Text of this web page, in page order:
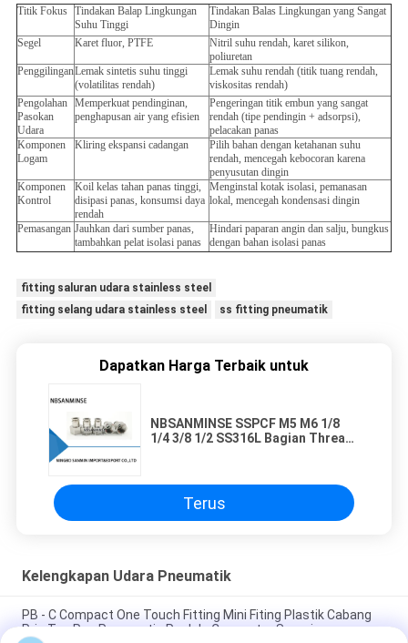
Titik Fokus Tindakan Balap Lingkungan
Suhu Tinggi
Tindakan Balas Lingkungan yang Sangat
Dingin
Segel
Karet fluor, PTFE
Nitril suhu rendah, karet silikon,
poliuretan
PenggilinganLemak sintetis suhu tinggi
(volatilitas rendah)
Lemak suhu rendah (titik tuang rendah,
viskositas rendah)
Pengolahan
Pasokan
Udara
Memperkuat pendinginan,
penghapusan air yang efisien
Pengeringan titik embun yang sangat
rendah (tipe pendingin + adsorpsi),
pelacakan panas
Komponen
Logam
Kliring ekspansi cadangan
Pilih bahan dengan ketahanan suhu
rendah, mencegah kebocoran karena
penyusutan dingin
Komponen
Kontrol
Koil kelas tahan panas tinggi,
disipasi panas, konsumsi daya
rendah
Menginstal kotak isolasi, pemanasan
lokal, mencegah kondensasi dingin
Pemasangan Jauhkan dari sumber panas,
tambahkan pelat isolasi panas
Hindari paparan angin dan salju, bungkus
dengan bahan isolasi panas
fitting saluran udara stainless steel
fitting selang udara stainless steel
ss fitting pneumatik
Dapatkan Harga Terbaik untuk
NBSANMINSE SSPCF M5 M6 1/8
1/4 3/8 1/2 SS316L Bagian Thread
Terus
Kelengkapan Udara Pneumatik
PB - C Compact One Touch Fitting Mini Fiting Plastik Cabang
Pria Tee Pas Pneumatic Push In Connector Sanmin